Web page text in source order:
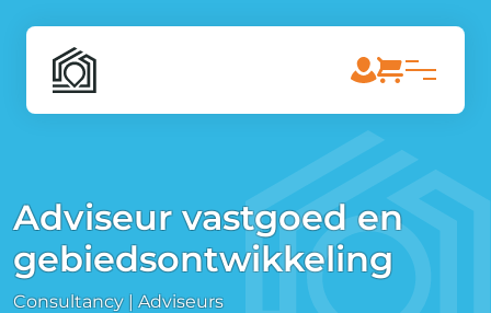
Adviseur vastgoed en
gebiedsontwikkeling
Consultancy | Adviseurs